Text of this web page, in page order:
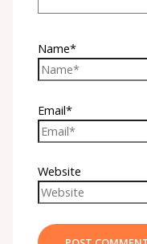
Name*
Email*
Website